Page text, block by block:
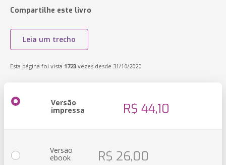
Compartilhe este livro
Leia um trecho
Esta página foi vista 1723 vezes desde 31/10/2020
Versão
impressa R$ 44,10
Versão
ebook R$ 26,00